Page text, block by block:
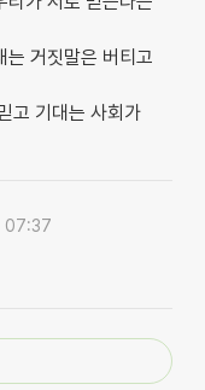
는 거짓말은 버티고
고 기대는 사회가
07:37